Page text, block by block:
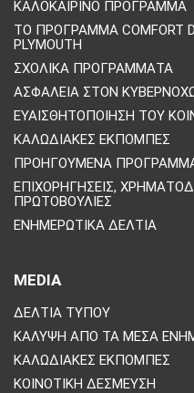
ΚΑΛΟΚΑΙΡΙΝΌ ΠΡΌΓΡΑΜΜΑ
ΤΟ ΠΡΌΓΡΑΜΜΑ COMFORT
PLYMOUTH
ΣΧΟΛΙΚΆ ΠΡΟΓΡΆΜΜΑΤΑ
ΑΣΦΆΛΕΙΑ ΣΤΟΝ
ΕΥΑΙΣΘΗΤΟΠΟΊΗΣΗ ΤΟΥ
ΚΑΛΩΔΙΑΚΈΣ ΕΚΠΟΜΠΈΣ
ΠΡΟΗΓΟΎΜΕΝΑ
ΕΠΙΧΟΡΗΓΉΣΕΙΣ,
ΠΡΩΤΟΒΟΥΛΊΕΣ
ΕΝΗΜΕΡΩΤΙΚΆ ΔΕΛΤΊΑ
MEDIA
ΔΕΛΤΊΑ ΤΎΠΟΥ
ΚΆΛΥΨΗ ΑΠΌ ΤΑ ΜΈΣΑ
ΚΑΛΩΔΙΑΚΈΣ ΕΚΠΟΜΠΈΣ
ΚΟΙΝΟΤΙΚΉ ΔΈΣΜΕΥΣΗ